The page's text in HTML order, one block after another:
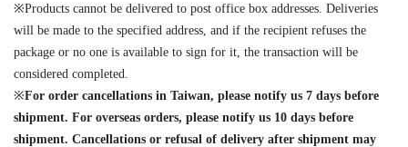
※Products cannot be delivered to post office box addresses. Deliveries
will be made to the specified address, and if the recipient refuses the
package or no one is available to sign for it, the transaction will be
considered completed.
※For order cancellations in Taiwan, please notify us 7 days before
shipment. For overseas orders, please notify us 10 days before
shipment. Cancellations or refusal of delivery after shipment may